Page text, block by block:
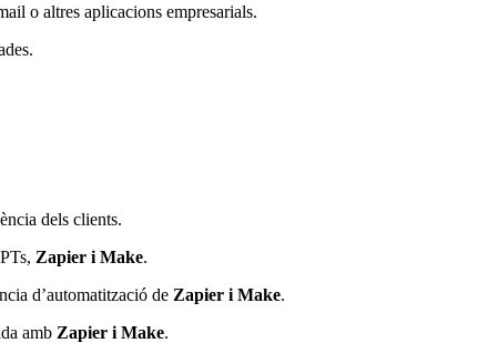
o altres aplicacions empresarials.
dels clients.
Zapier i Make.
d’automatització de Zapier i Make.
amb Zapier i Make.